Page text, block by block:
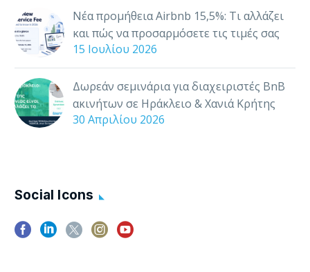
Νέα προμήθεια Airbnb 15,5%: Τι αλλάζει
και πώς να προσαρμόσετε τις τιμές σας
15 Ιουλίου 2026
Δωρεάν σεμινάρια για διαχειριστές BnB
ακινήτων σε Ηράκλειο & Χανιά Κρήτης
30 Απριλίου 2026
Social Icons